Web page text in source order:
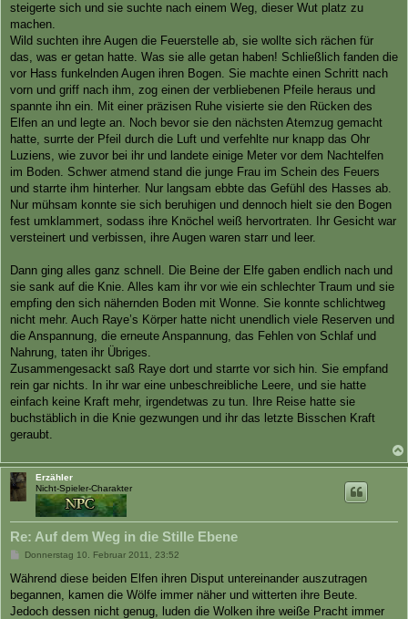
steigerte sich und sie suchte nach einem Weg, dieser Wut platz zu
machen.
Wild suchten ihre Augen die Feuerstelle ab, sie wollte sich rächen für
das, was er getan hatte. Was sie alle getan haben! Schließlich fanden die
vor Hass funkelnden Augen ihren Bogen. Sie machte einen Schritt nach
vorn und griff nach ihm, zog einen der verbliebenen Pfeile heraus und
spannte ihn ein. Mit einer präzisen Ruhe visierte sie den Rücken des
Elfen an und legte an. Noch bevor sie den nächsten Atemzug gemacht
hatte, surrte der Pfeil durch die Luft und verfehlte nur knapp das Ohr
Luziens, wie zuvor bei ihr und landete einige Meter vor dem Nachtelfen
im Boden. Schwer atmend stand die junge Frau im Schein des Feuers
und starrte ihm hinterher. Nur langsam ebbte das Gefühl des Hasses ab.
Nur mühsam konnte sie sich beruhigen und dennoch hielt sie den Bogen
fest umklammert, sodass ihre Knöchel weiß hervortraten. Ihr Gesicht war
versteinert und verbissen, ihre Augen waren starr und leer.
Dann ging alles ganz schnell. Die Beine der Elfe gaben endlich nach und
sie sank auf die Knie. Alles kam ihr vor wie ein schlechter Traum und sie
empfing den sich nähernden Boden mit Wonne. Sie konnte schlichtweg
nicht mehr. Auch Raye’s Körper hatte nicht unendlich viele Reserven und
die Anspannung, die erneute Anspannung, das Fehlen von Schlaf und
Nahrung, taten ihr Übriges.
Zusammengesackt saß Raye dort und starrte vor sich hin. Sie empfand
rein gar nichts. In ihr war eine unbeschreibliche Leere, und sie hatte
einfach keine Kraft mehr, irgendetwas zu tun. Ihre Reise hatte sie
buchstäblich in die Knie gezwungen und ihr das letzte Bisschen Kraft
geraubt.
Erzähler
Nicht-Spieler-Charakter
Re: Auf dem Weg in die Stille Ebene
B
i
r
a
Donnerstag 10. Februar 2011, 23:52
Während diese beiden Elfen ihren Disput untereinander auszutragen
begannen, kamen die Wölfe immer näher und witterten ihre Beute.
Jedoch dessen nicht genug, luden die Wolken ihre weiße Pracht immer